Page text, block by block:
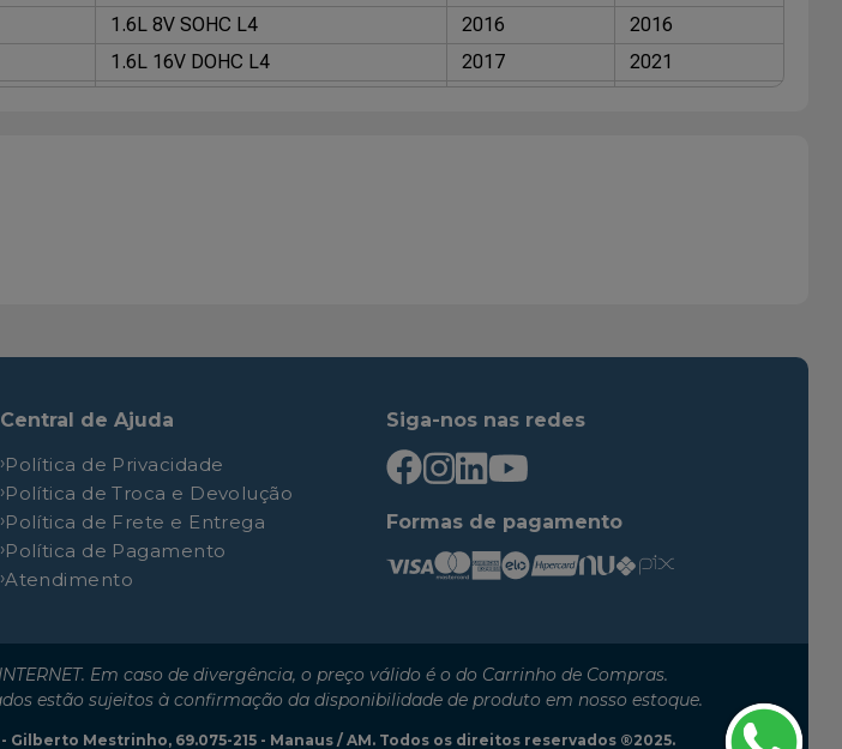
1.6L 8V SOHC L4 2016
2016
1.6L 16V DOHC L4 2017
2021
1.6L 16V DOHC L4 2016
2020
1.6L 8V SOHC L4 2016
1.6L 16V DOHC L4 2017
1.6L 8V SOHC L4
1.6L 8V SOHC L4
1.6L 16V DOHC L4 2017
2019
Central de Ajuda
Política de Privacidade
Política de Troca e Devolução
Política de Frete e Entrega
Política de Pagamento
Atendimento
Siga-nos nas redes
Formas de pagamento
Em caso de divergência, o preço válido é o do Carrinho de Compras.
estão sujeitos à confirmação da disponibilidade de produto em nosso estoque.
- Gilberto Mestrinho, 69.075-215 - Manaus / AM. Todos os direitos reservados ®2025.